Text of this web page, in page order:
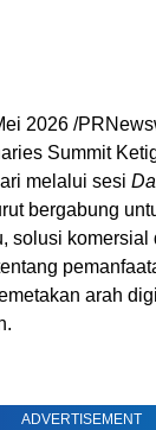
2026 /
Summit
melalui sesi
bergabung
solusi komersial
arah
ADVERTISEMENT